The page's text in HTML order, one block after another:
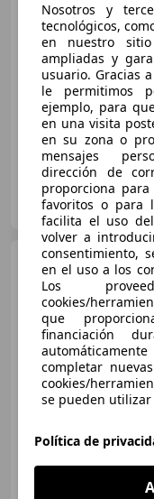
01/2022 56.000
51 kW (69 CV)
MIÑA CAR
ES-29003 MALAGA
01/2023 51.000
Nosotros y
tecnológicos,
en nuestro
ampliadas y
usuario. Gracias
le permitimos
ejemplo, para
en una visita
en su zona o
mensajes
dirección de
proporciona
favoritos o para
facilita el uso
volver a
consentimiento,
en el uso a los
Los
cookies/
que
financiación
completar
cookies/
se pueden
Política de